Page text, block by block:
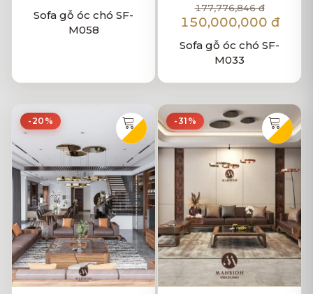
Sofa gỗ óc chó SF-
M058
177,776,846 đ
150,000,000 đ
Sofa gỗ óc chó SF-
M033
-20% -31%